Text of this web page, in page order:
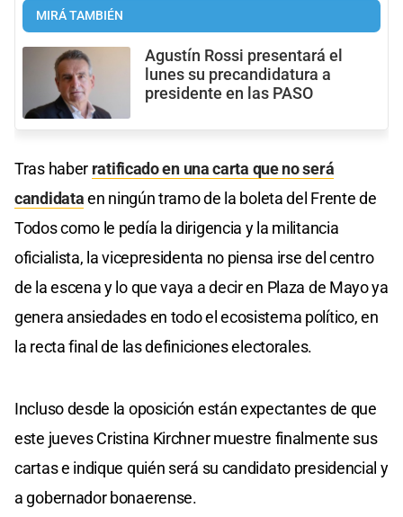
MIRÁ TAMBIÉN
Agustín Rossi presentará el
lunes su precandidatura a
presidente en las PASO
Tras haber ratificado en una carta que no será
candidataen ningún tramo de la boleta del Frente de
Todos como le pedía la dirigencia y la militancia
oficialista, la vicepresidenta no piensa irse del centro
de la escena y lo que vaya a decir en Plaza de Mayo ya
genera ansiedades en todo el ecosistema político, en
la recta final de las definiciones electorales.
Incluso desde la oposición están expectantes de que
este jueves Cristina Kirchner muestre finalmente sus
cartas e indique quién será su candidato presidencial y
a gobernador bonaerense.